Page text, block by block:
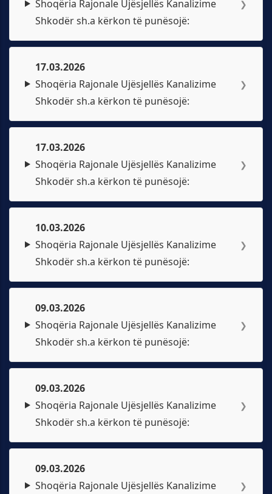
Shoqëria Rajonale Ujësjellës Kanalizime
Shkodër sh.a kërkon të punësojë:
❯
17.03.2026
Shoqëria Rajonale Ujësjellës Kanalizime
Shkodër sh.a kërkon të punësojë:
❯
17.03.2026
Shoqëria Rajonale Ujësjellës Kanalizime
Shkodër sh.a kërkon të punësojë:
❯
10.03.2026
Shoqëria Rajonale Ujësjellës Kanalizime
Shkodër sh.a kërkon të punësojë:
❯
09.03.2026
Shoqëria Rajonale Ujësjellës Kanalizime
Shkodër sh.a kërkon të punësojë:
❯
09.03.2026
Shoqëria Rajonale Ujësjellës Kanalizime
Shkodër sh.a kërkon të punësojë:
❯
09.03.2026
Shoqëria Rajonale Ujësjellës Kanalizime
❯